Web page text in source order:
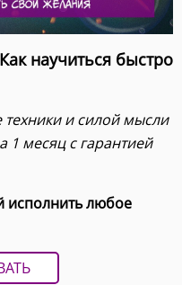
научиться быстро
и силой мысли
1 месяц с гарантией
исполнить любое